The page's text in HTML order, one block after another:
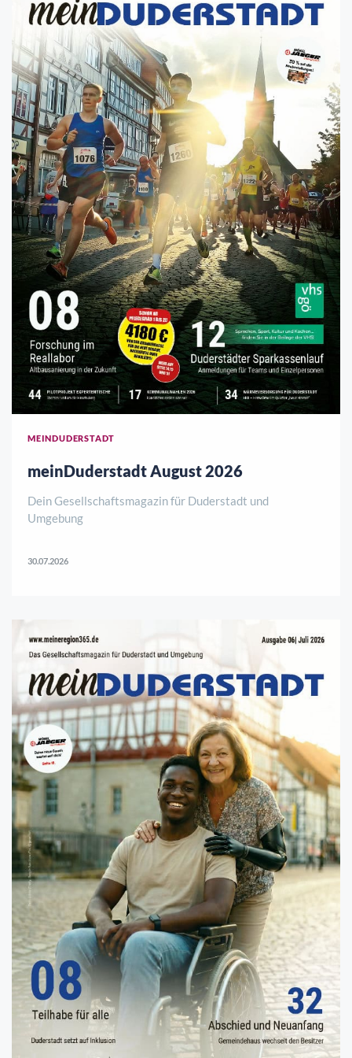
MEINDUDERSTADT
meinDuderstadt August 2026
Dein Gesellschaftsmagazin für Duderstadt und
Umgebung
30.07.2026